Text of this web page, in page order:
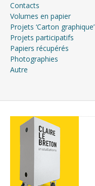
Contacts
Volumes en papier
Projets ‘Carton graphique’
Projets participatifs
Papiers récupérés
Photographies
Autre